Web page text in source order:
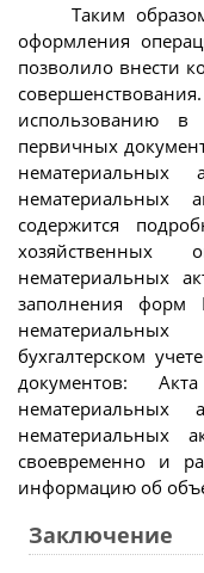
Таким
оформления
позволило внести
использованию
первичных
нематериальных
содержится
нематериальных
заполнения форм
бухгалтерском
документов:
нематериальных
своевременно и
информацию об
Заключение